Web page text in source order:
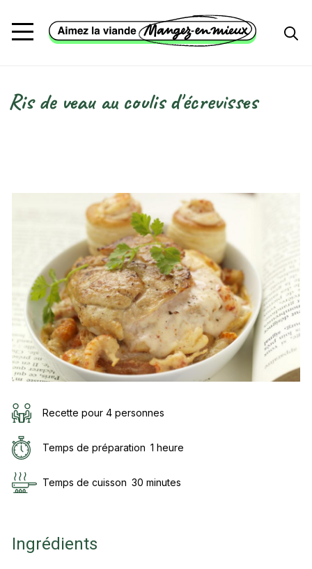
Fil d'Ariane
Ris de veau au coulis d'écrevisses
Recette pour 4 personnes
Temps de préparation 1 heure
Temps de cuisson 30 minutes
Ingrédients